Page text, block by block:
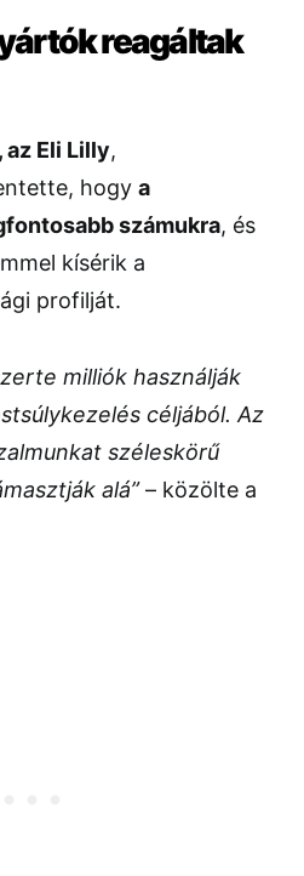
reagáltak
Eli Lilly,
hogy a
számukra, és
kísérik a
profilját.
milliók használják
céljából. Az
széleskörű
alá”– közölte a